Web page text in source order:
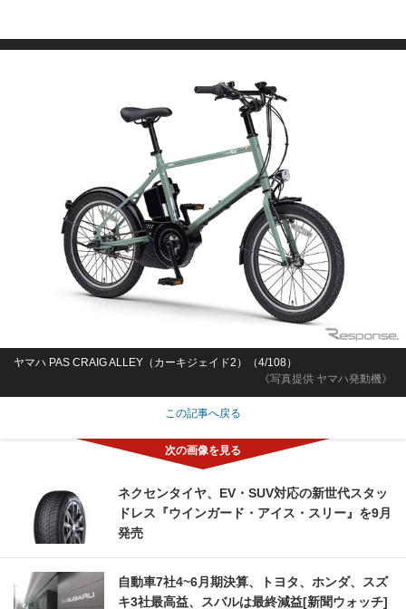
《写真提供 ヤマハ発動機》
ヤマハ PAS CRAIG ALLEY（カーキジェイド2）（4/108）
この記事へ戻る
ネクセンタイヤ、EV・SUV対応の新世代スタッ
ドレス『ウインガード・アイス・スリー』を9月
発売
自動車7社4~6月期決算、トヨタ、ホンダ、スズ
キ3社最高益、スバルは最終減益[新聞ウォッチ]